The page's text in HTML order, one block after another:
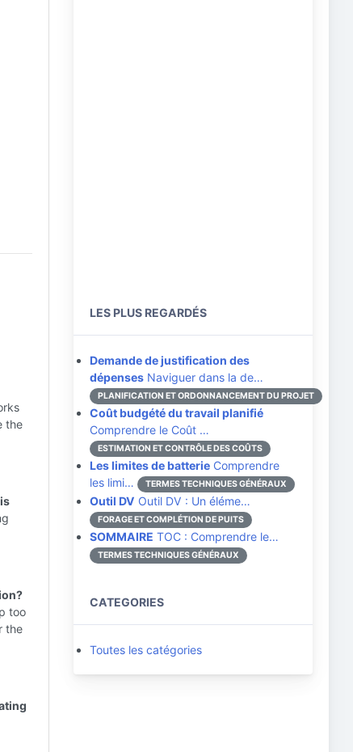
the
too
the
LES PLUS REGARDÉS
Demande de justification des
dépenses Naviguer dans la de…
PLANIFICATION ET ORDONNANCEMENT DU PROJET
Coût budgété du travail planifié
Comprendre le Coût …
ESTIMATION ET CONTRÔLE DES COÛTS
Les limites de batterie Comprendre
les limi…
TERMES TECHNIQUES GÉNÉRAUX
Outil DV Outil DV : Un éléme…
FORAGE ET COMPLÉTION DE PUITS
SOMMAIRE TOC : Comprendre le…
TERMES TECHNIQUES GÉNÉRAUX
CATEGORIES
Toutes les catégories